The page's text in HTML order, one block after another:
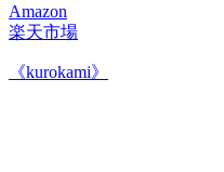
Amazon
楽天市場
《kurokami》